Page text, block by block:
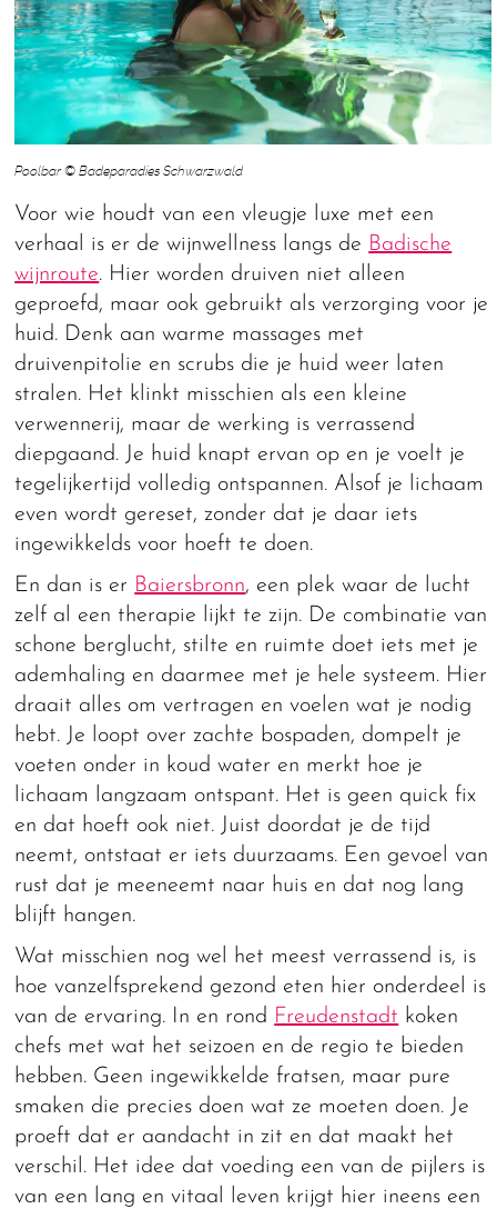
Poolbar © Badeparadies Schwarzwald
Voor wie houdt van een vleugje luxe met een
verhaal is er de wijnwellness langs de Badische
wijnroute. Hier worden druiven niet alleen
geproefd, maar ook gebruikt als verzorging voor je
huid. Denk aan warme massages met
druivenpitolie en scrubs die je huid weer laten
stralen. Het klinkt misschien als een kleine
verwennerij, maar de werking is verrassend
diepgaand. Je huid knapt ervan op en je voelt je
tegelijkertijd volledig ontspannen. Alsof je lichaam
even wordt gereset, zonder dat je daar iets
ingewikkelds voor hoeft te doen.
En dan is er Baiersbronn, een plek waar de lucht
zelf al een therapie lijkt te zijn. De combinatie van
schone berglucht, stilte en ruimte doet iets met je
ademhaling en daarmee met je hele systeem. Hier
draait alles om vertragen en voelen wat je nodig
hebt. Je loopt over zachte bospaden, dompelt je
voeten onder in koud water en merkt hoe je
lichaam langzaam ontspant. Het is geen quick fix
en dat hoeft ook niet. Juist doordat je de tijd
neemt, ontstaat er iets duurzaams. Een gevoel van
rust dat je meeneemt naar huis en dat nog lang
blijft hangen.
Wat misschien nog wel het meest verrassend is, is
hoe vanzelfsprekend gezond eten hier onderdeel is
van de ervaring. In en rond Freudenstadt koken
chefs met wat het seizoen en de regio te bieden
hebben. Geen ingewikkelde fratsen, maar pure
smaken die precies doen wat ze moeten doen. Je
proeft dat er aandacht in zit en dat maakt het
verschil. Het idee dat voeding een van de pijlers is
van een lang en vitaal leven krijgt hier ineens een